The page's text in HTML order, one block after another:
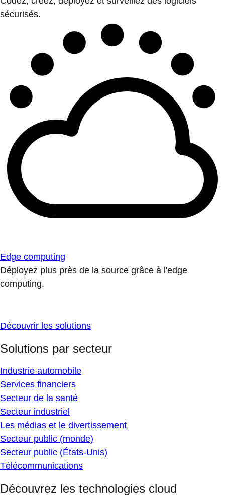
sécurisés.
Edge computing
Déployez plus près de la source grâce à l'edge
computing.
Découvrir les solutions
Solutions par secteur
Industrie automobile
Services financiers
Secteur de la santé
Secteur industriel
Les médias et le divertissement
Secteur public (monde)
Secteur public (États-Unis)
Télécommunications
Découvrez les technologies cloud